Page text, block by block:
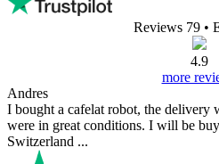
Reviews 79 •
4.9
more
Andres
I bought a cafelat robot, the delivery
were in great conditions. I will be
Switzerland ...